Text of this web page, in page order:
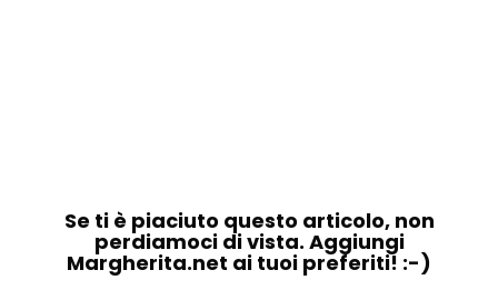
Se ti è piaciuto questo articolo, non
perdiamoci di vista. Aggiungi
Margherita.net ai tuoi preferiti! :-)